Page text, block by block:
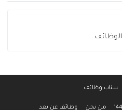
الوظائف
سناب وظائف
من نحن وظائف عن بعد